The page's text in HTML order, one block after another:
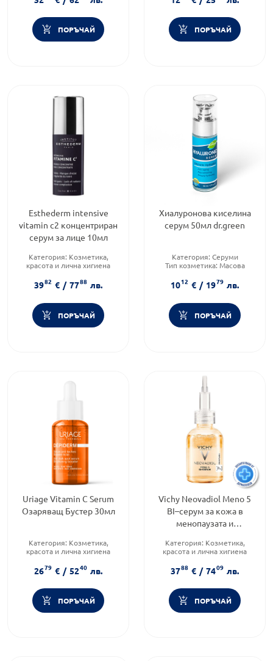
ПОРЪЧАЙ ПОРЪЧАЙ
Esthederm intensive
vitamin c2 концентриран
серум за лице 10мл
Категория: Козметика,
красота и лична хигиена
INTENSIVE
Форма на продукта:серум
3982 € / 7788 лв.
ПОРЪЧАЙ
Хиалуронова киселина
серум 50мл dr.green
Категория: Серуми
Тип козметика: Масова
Форма на продукта:серум
1012 € / 1979 лв.
ПОРЪЧАЙ
Uriage Vitamin C Serum
Озаряващ Бустер 30мл
Категория: Козметика,
красота и лична хигиена
Дермокозметика
Форма на продукта:серум
2679 € / 5240 лв.
ПОРЪЧАЙ
Vichy Neovadiol Meno 5
BI–серум за кожа в
менопаузата и
773980
Категория: Козметика,
красота и лична хигиена
NEOVADIOL
Тип козметика:
3788 € / 7409 лв.
ПОРЪЧАЙ